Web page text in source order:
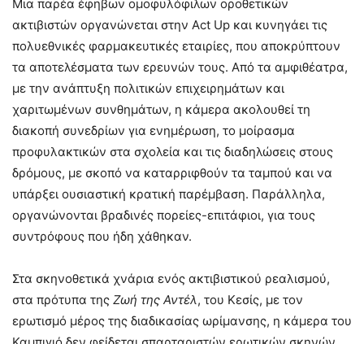
Μια παρέα έφηβων ομοφυλόφιλων οροθετικών
ακτιβιστών οργανώνεται στην Act Up και κυνηγάει τις
πολυεθνικές φαρμακευτικές εταιρίες, που αποκρύπτουν
τα αποτελέσματα των ερευνών τους. Από τα αμφιθέατρα,
με την ανάπτυξη πολιτικών επιχειρημάτων και
χαριτωμένων συνθημάτων, η κάμερα ακολουθεί τη
διακοπή συνεδρίων για ενημέρωση, το μοίρασμα
προφυλακτικών στα σχολεία και τις διαδηλώσεις στους
δρόμους, με σκοπό να καταρριφθούν τα ταμπού και να
υπάρξει ουσιαστική κρατική παρέμβαση. Παράλληλα,
οργανώνονται βραδινές πορείες-επιτάφιοι, για τους
συντρόφους που ήδη χάθηκαν.
Στα σκηνοθετικά χνάρια ενός ακτιβιστικού ρεαλισμού,
στα πρότυπα της Ζωή της Αντέλ, του Κεσίς, με τον
ερωτισμό μέρος της διαδικασίας ωρίμανσης, η κάμερα του